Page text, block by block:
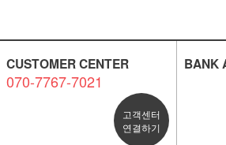
CUSTOMER CENTER
070-7767-7021
고객센터
연결하기
BANK